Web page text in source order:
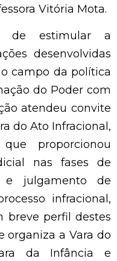
Vitória Mota.
de estimular a
desenvolvidas
campo da política
do Poder com
atendeu convite
do Ato Infracional,
proporcionou
nas fases de
e julgamento de
infracional,
breve perfil destes
organiza a Vara do
da Infância e